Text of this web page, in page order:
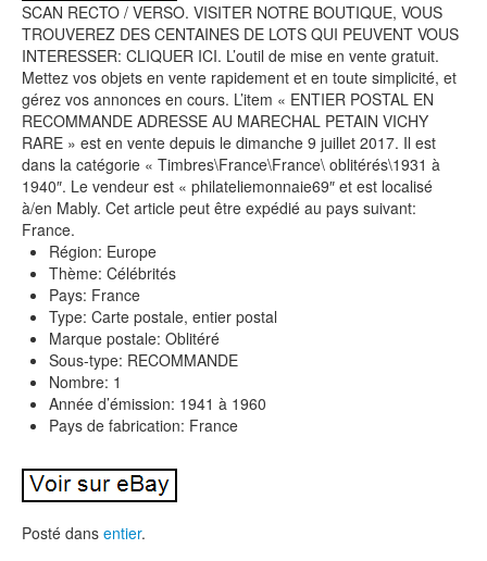
SCAN RECTO / VERSO. VISITER NOTRE BOUTIQUE, VOUS
TROUVEREZ DES CENTAINES DE LOTS QUI PEUVENT VOUS
INTERESSER: CLIQUER ICI. L’outil de mise en vente gratuit.
Mettez vos objets en vente rapidement et en toute simplicité, et
gérez vos annonces en cours. L’item « ENTIER POSTAL EN
RECOMMANDE ADRESSE AU MARECHAL PETAIN VICHY
RARE » est en vente depuis le dimanche 9 juillet 2017. Il est
dans la catégorie « Timbres\France\France\ oblitérés\1931 à
1940″. Le vendeur est « philateliemonnaie69″ et est localisé
à/en Mably. Cet article peut être expédié au pays suivant:
France.
Région: Europe
Thème: Célébrités
Pays: France
Type: Carte postale, entier postal
Marque postale: Oblitéré
Sous-type: RECOMMANDE
Nombre: 1
Année d’émission: 1941 à 1960
Pays de fabrication: France
Posté dans entier.